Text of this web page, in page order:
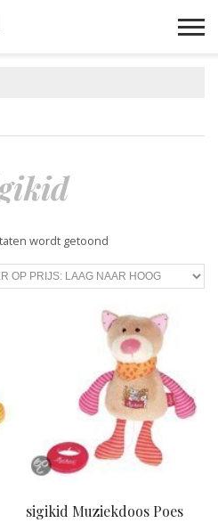
wordt getoond
op
prijs:
laag
naar
hoog
sigikid Muziekdoos Poes